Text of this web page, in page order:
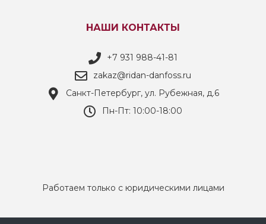
НАШИ КОНТАКТЫ
+7 931 988-41-81
zakaz@ridan-danfoss.ru
Санкт-Петербург, ул. Рубежная, д.6
Пн-Пт: 10:00-18:00
Работаем только с юридическими лицами